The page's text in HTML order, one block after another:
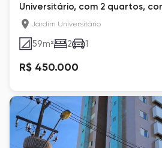
Universitário, com 2 quartos,
Giovanni
Jardim Universitário
59m² 2 1
R$ 450.000